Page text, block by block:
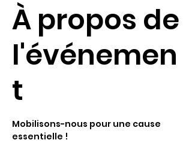
À propos de
l'événemen
t
Mobilisons-nous pour une cause
essentielle !